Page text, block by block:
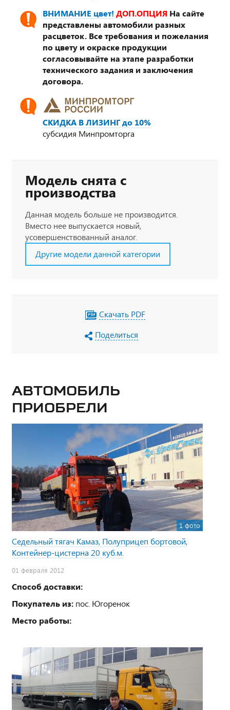
ВНИМАНИЕ цвет! ДОП.ОПЦИЯ На сайте
представлены автомобили разных
расцветок. Все требования и пожелания
по цвету и окраске продукции
согласовывайте на этапе разработки
технического задания и заключения
договора.
СКИДКА В ЛИЗИНГ до 10%
субсидия Минпромторга
Модель снята с
производства
Данная модель больше не производится.
Вместо нее выпускается новый,
усовершенствованный аналог.
Другие модели данной категории
Скачать PDF
Поделиться
Автомобиль
приобрели
1 фото
Седельный тягач Камаз, Полуприцеп бортовой,
Контейнер-цистерна 20 куб.м.
01 февраля 2012
Способ доставки:
Покупатель из: пос. Югоренок
Место работы: